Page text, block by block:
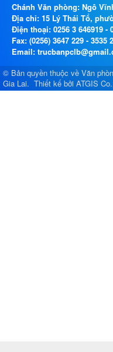
Chánh Văn phòng: Ngô
Địa chỉ: 15 Lý Thái Tổ,
Điện thoại: 0256 3 646919 -
Fax: (0256) 3647 229 - 3535
Email:
© Bản quyền thuộc về Văn
Gia Lai. Thiết kế bởi ATGIS